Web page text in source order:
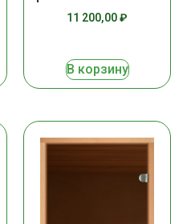
11 200,00₽
В корзину